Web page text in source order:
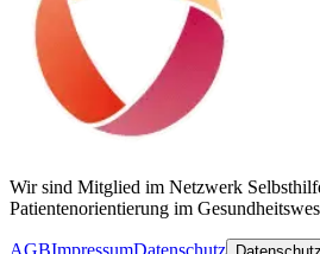
Wir sind Mitglied im Netzwerk
Patientenorientierung im